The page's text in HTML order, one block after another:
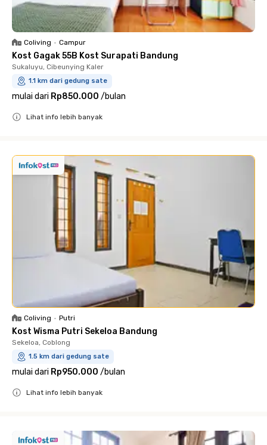
Coliving • Campur
Kost Gagak 55B Kost Surapati Bandung
Sukaluyu, Cibeunying Kaler
1.1 km dari gedung sate
mulai dari Rp850.000 /bulan
Lihat info lebih banyak
Coliving • Putri
Kost Wisma Putri Sekeloa Bandung
Sekeloa, Coblong
1.5 km dari gedung sate
mulai dari Rp950.000 /bulan
Lihat info lebih banyak